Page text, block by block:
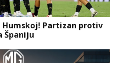
Humskoj! Partizan protiv
Španiju